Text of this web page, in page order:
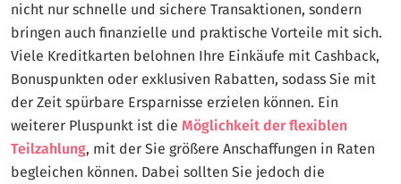
nicht nur schnelle und sichere Transaktionen, sondern
bringen auch finanzielle und praktische Vorteile mit sich.
Viele Kreditkarten belohnen Ihre Einkäufe mit Cashback,
Bonuspunkten oder exklusiven Rabatten, sodass Sie mit
der Zeit spürbare Ersparnisse erzielen können. Ein
weiterer Pluspunkt ist die Möglichkeit der flexiblen
Teilzahlung, mit der Sie größere Anschaffungen in Raten
begleichen können. Dabei sollten Sie jedoch die